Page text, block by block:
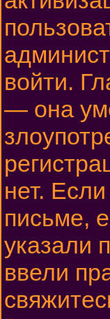
войти.
— она
нет.
письме,
указали
ввели